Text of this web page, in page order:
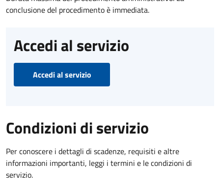
conclusione del procedimento è immediata.
Accedi al servizio
Accedi al servizio
Condizioni di servizio
Per conoscere i dettagli di scadenze, requisiti e altre
informazioni importanti, leggi i termini e le condizioni di
servizio.